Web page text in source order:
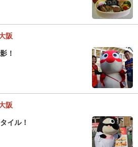
阪
！
阪
イル！